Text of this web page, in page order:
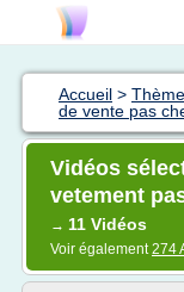
Accueil >
de vente pas
Vidéos
vetement
→ 11 Vidéos
Voir également274